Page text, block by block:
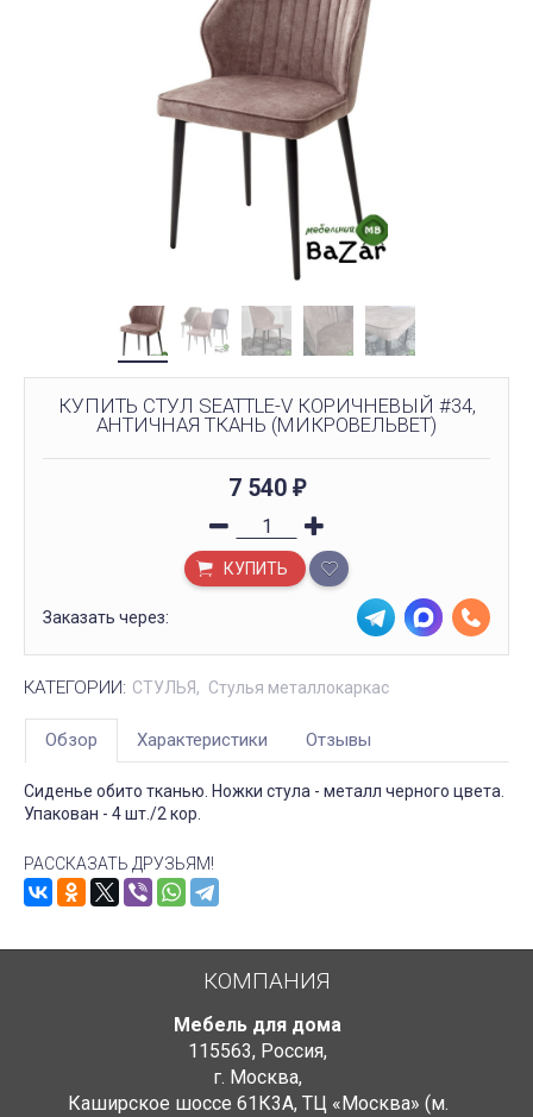
КУПИТЬ СТУЛ SEATTLE-V КОРИЧНЕВЫЙ #34,
АНТИЧНАЯ ТКАНЬ (МИКРОВЕЛЬВЕТ)
7 540 ₽
КУПИТЬ
Заказать через:
КАТЕГОРИИ: СТУЛЬЯ Стулья металлокаркас
Обзор Характеристики Отзывы
Сиденье обито тканью. Ножки стула - металл черного цвета.
Упакован - 4 шт./2 кор.
РАССКАЗАТЬ ДРУЗЬЯМ!
КОМПАНИЯ
Мебель для дома
115563, Россия,
г. Москва,
Каширское шоссе 61К3А, ТЦ «Москва» (м.